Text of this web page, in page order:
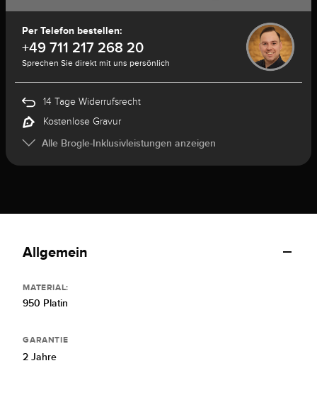
Per Telefon bestellen:
+49 711 217 268 20
Sprechen Sie direkt mit uns persönlich
14 Tage Widerrufsrecht
Kostenlose Gravur
Alle Brogle-Inklusivleistungen anzeigen
Allgemein
MATERIAL:
950 Platin
GARANTIE
2 Jahre